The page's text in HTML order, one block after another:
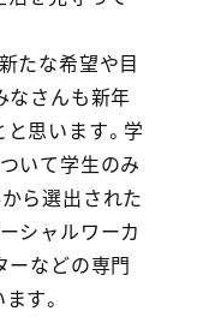
たな希望や目
なさんも新年
思います。学
いて学生のみ
ら選出された
シャルワーカ
ーなどの専門
す。